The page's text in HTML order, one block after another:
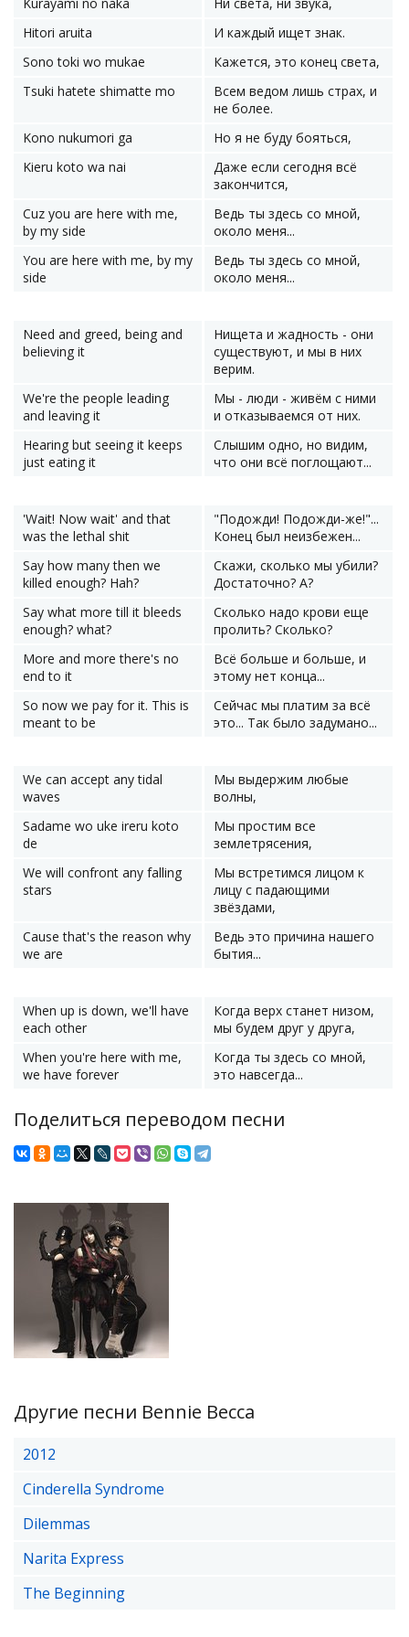
Hitori aruita
И каждый ищет знак.
Sono toki wo mukae
Кажется, это конец света,
Tsuki hatete shimatte mo
Всем ведом лишь страх, и
не более.
Kono nukumori ga
Но я не буду бояться,
Kieru koto wa nai
Даже если сегодня всё
закончится,
Cuz you are here with me,
by my side
Ведь ты здесь со мной,
около меня...
You are here with me, by my
side
Ведь ты здесь со мной,
около меня...
Need and greed, being and
believing it
Нищета и жадность - они
существуют, и мы в них
верим.
We're the people leading
and leaving it
Мы - люди - живём с ними
и отказываемся от них.
Hearing but seeing it keeps
just eating it
Слышим одно, но видим,
что они всё поглощают...
'Wait! Now wait' and that
was the lethal shit
"Подожди! Подожди-же!"...
Конец был неизбежен...
Say how many then we
killed enough? Hah?
Скажи, сколько мы убили?
Достаточно? А?
Say what more till it bleeds
enough? what?
Сколько надо крови еще
пролить? Сколько?
More and more there's no
end to it
Всё больше и больше, и
этому нет конца...
So now we pay for it. This is
meant to be
Сейчас мы платим за всё
это... Так было задумано...
We can accept any tidal
waves
Мы выдержим любые
волны,
Sadame wo uke ireru koto
de
Мы простим все
землетрясения,
We will confront any falling
stars
Мы встретимся лицом к
лицу с падающими
звёздами,
Cause that's the reason why
we are
Ведь это причина нашего
бытия...
When up is down, we'll have
each other
Когда верх станет низом,
мы будем друг у друга,
When you're here with me,
we have forever
Когда ты здесь со мной,
это навсегда...
Поделиться переводом песни
Другие песни Bennie Becca
2012
Cinderella Syndrome
Dilemmas
Narita Express
The Beginning